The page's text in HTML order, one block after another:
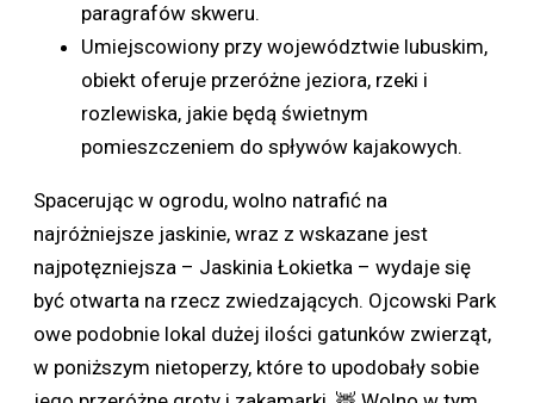
paragrafów skweru.
Umiejscowiony przy województwie lubuskim,
obiekt oferuje przeróżne jeziora, rzeki i
rozlewiska, jakie będą świetnym
pomieszczeniem do spływów kajakowych.
Spacerując w ogrodu, wolno natrafić na
najróżniejsze jaskinie, wraz z wskazane jest
najpotęzniejsza – Jaskinia Łokietka – wydaje się
być otwarta na rzecz zwiedzających. Ojcowski Park
owe podobnie lokal dużej ilości gatunków zwierząt,
w poniższym nietoperzy, które to upodobały sobie